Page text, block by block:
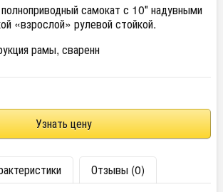
самокат с 10″ надувными
«взрослой» рулевой стойкой.
рамы, сваренн
Узнать цену
Отзывы (0)